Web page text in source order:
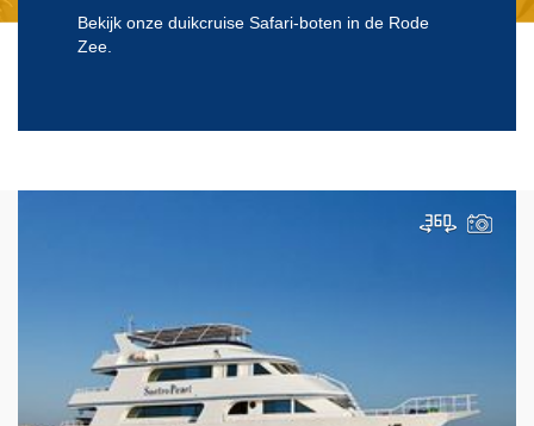
Bekijk onze duikcruise Safari-boten in de Rode
Zee.